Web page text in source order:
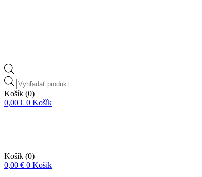
Vyhľadávanie
produktov
Košík (0)
0,00 € 0 Košík
Košík (0)
0,00 € 0 Košík